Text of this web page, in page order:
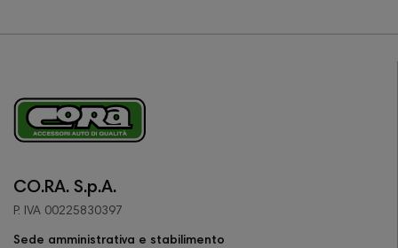
CO.RA. S.p.A.
P. IVA 00225830397
Sede amministrativa e stabilimento